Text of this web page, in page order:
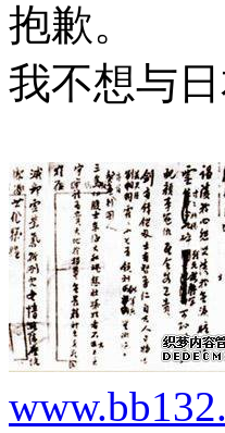
抱歉。
我不想与